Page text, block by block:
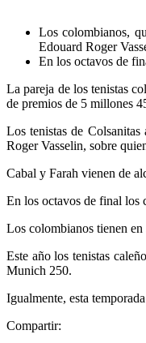
Los colombianos,
Edouard Roger
En los octavos de
La pareja de los tenistas
de premios de 5 millones
Los tenistas de
Roger Vasselin, sobre
Cabal y Farah vienen de
En los octavos de final los
Los colombianos tienen en
Este año los tenistas
Munich 250.
Igualmente, esta
Compartir: